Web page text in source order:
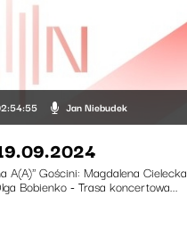
Jan Niebudek
A(A)'' Gościni: Magdalena Cielecka
Bobienko - Trasa koncertowa...